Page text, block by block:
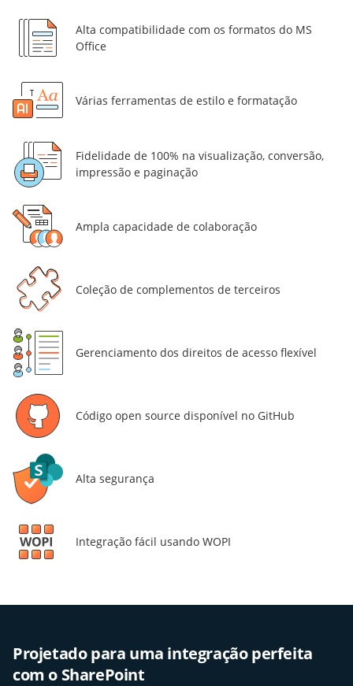
Alta compatibilidade com os formatos do MS
Office
Várias ferramentas de estilo e formatação
Fidelidade de 100% na visualização, conversão,
impressão e paginação
Ampla capacidade de colaboração
Coleção de complementos de terceiros
Gerenciamento dos direitos de acesso flexível
Código open source disponível no GitHub
Alta segurança
Integração fácil usando WOPI
Projetado para uma integração perfeita
com o SharePoint